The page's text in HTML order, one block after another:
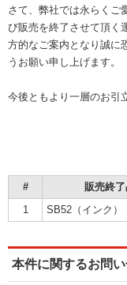
さて、弊社では永らくご
び販売を終了させて頂く
方的なご案内となり誠に
うお願い申し上げます。
今後ともより一層のお引
# 販売終了
1
SB52（インク）
本件に関するお問